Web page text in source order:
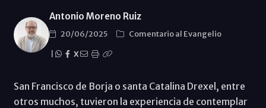
Antonio Moreno Ruiz
20/06/2025
Comentario al Evangelio
X
San Francisco de Borja o santa Catalina Drexel, entre
otros muchos, tuvieron la experiencia de contemplar